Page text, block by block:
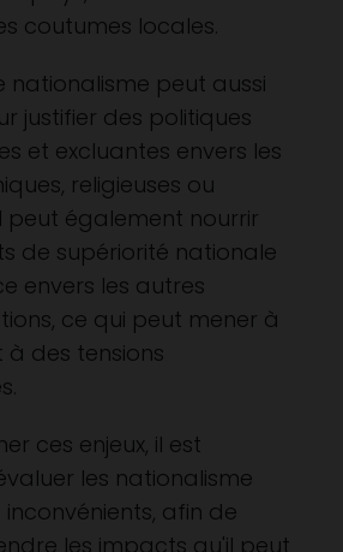
coutumes locales.
nationalisme peut aussi
justifier des politiques
et excluantes envers les
religieuses ou
peut également nourrir
de supériorité nationale
envers les autres
ce qui peut mener à
des tensions
ces enjeux, il est
les nationalisme
afin de
les impacts qu'il peut